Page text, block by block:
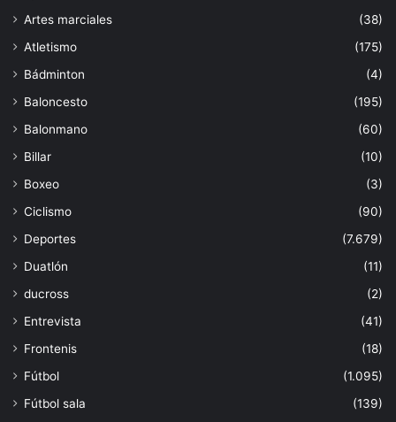
Artes marciales
(38)
Atletismo
(175)
Bádminton
(4)
Baloncesto
(195)
Balonmano
(60)
Billar
(10)
Boxeo
(3)
Ciclismo
(90)
Deportes
(7.679)
Duatlón
(11)
ducross
(2)
Entrevista
(41)
Frontenis
(18)
Fútbol
(1.095)
Fútbol sala
(139)